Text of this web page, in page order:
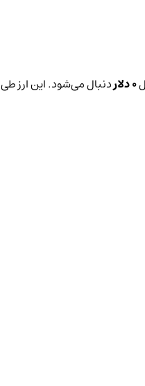
0 دلار دنبال می‌شود. این ارز طی ۲۴ ساعت گذشته